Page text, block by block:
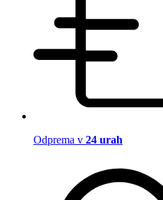
Odprema v 24 urah